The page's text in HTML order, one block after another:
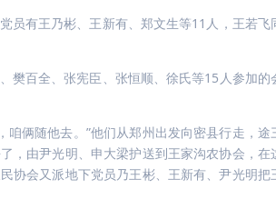
员有王乃彬、王新有、郑文生等11人，王若飞
樊百全、张宪臣、张恒顺、徐氏等15人参加的
俩随他去。”他们从郑州出发向密县行走，途
，由尹光明、申大梁护送到王家沟农协会，在
协会又派地下党员乃王彬、王新有、尹光明把